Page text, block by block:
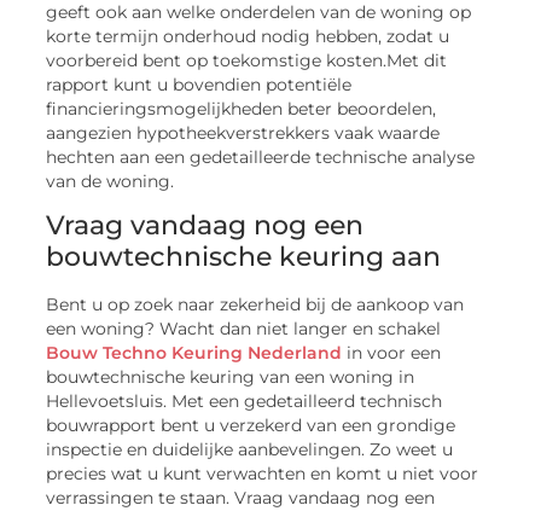
geeft ook aan welke onderdelen van de woning op
korte termijn onderhoud nodig hebben, zodat u
voorbereid bent op toekomstige kosten.Met dit
rapport kunt u bovendien potentiële
financieringsmogelijkheden beter beoordelen,
aangezien hypotheekverstrekkers vaak waarde
hechten aan een gedetailleerde technische analyse
van de woning.
Vraag vandaag nog een
bouwtechnische keuring aan
Bent u op zoek naar zekerheid bij de aankoop van
een woning? Wacht dan niet langer en schakel
Bouw Techno Keuring Nederland in voor een
bouwtechnische keuring van een woning in
Hellevoetsluis. Met een gedetailleerd technisch
bouwrapport bent u verzekerd van een grondige
inspectie en duidelijke aanbevelingen. Zo weet u
precies wat u kunt verwachten en komt u niet voor
verrassingen te staan. Vraag vandaag nog een